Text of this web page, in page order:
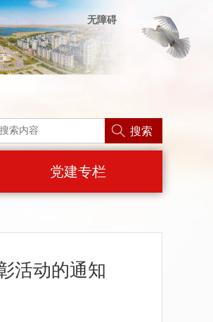
无障碍
搜索
党建专栏
活动的通知